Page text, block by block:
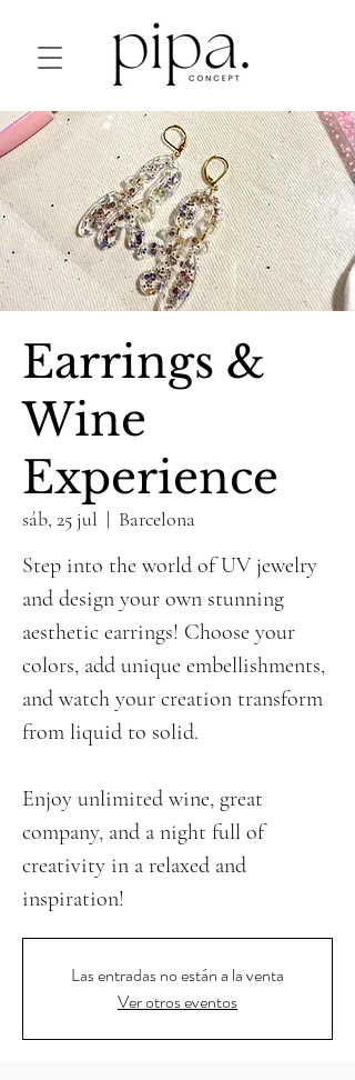
Earrings &
Wine
Experience
sáb, 25 jul
  |
Barcelona
Step into the world of UV jewelry
and design your own stunning
aesthetic earrings! Choose your
colors, add unique embellishments,
and watch your creation transform
from liquid to solid.
Enjoy unlimited wine, great
company, and a night full of
creativity in a relaxed and
inspiration!
Las entradas no están a la venta
Ver otros eventos